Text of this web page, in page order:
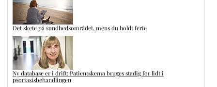
Det skete på sundhedsområdet, mens du holdt ferie
Ny database er i drift: Patientskema bruges stadig for lidt i
psoriasisbehandlingen